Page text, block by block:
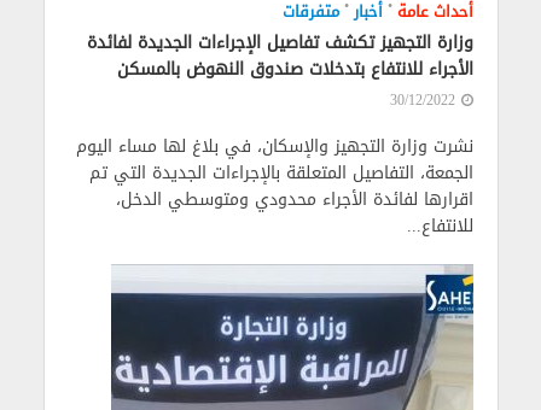
أحداث عامة • أخبار• متفرقات
وزارة التجهيز تكشف تفاصيل الإجراءات الجديدة لفائدة
الأجراء للانتفاع بتدخلات صندوق النهوض بالمسكن
30/12/2022
نشرت وزارة التجهيز والإسكان، في بلاغ لها مساء اليوم
الجمعة، التفاصيل المتعلقة بالإجراءات الجديدة التي تم
اقرارها لفائدة الأجراء محدودي ومتوسطي الدخل،
للانتفاع...